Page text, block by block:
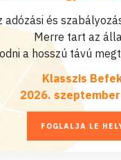
adózási és
Merre tart az
a hosszú távú
Klasszis
2026.
FOGLALJA LE